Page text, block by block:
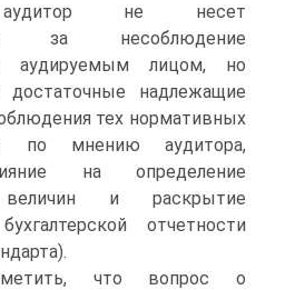
не несет
за несоблюдение
аудируемым лицом, но
достаточные надлежащие
тех нормативных
по мнению аудитора,
на определение
величин и раскрытие
отчетности
что вопрос о